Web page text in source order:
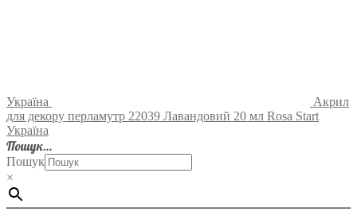
Україна
Акрил
для декору перламутр 22039 Лавандовий 20 мл Rosa Start
Україна
Пошук…
Пошук
×